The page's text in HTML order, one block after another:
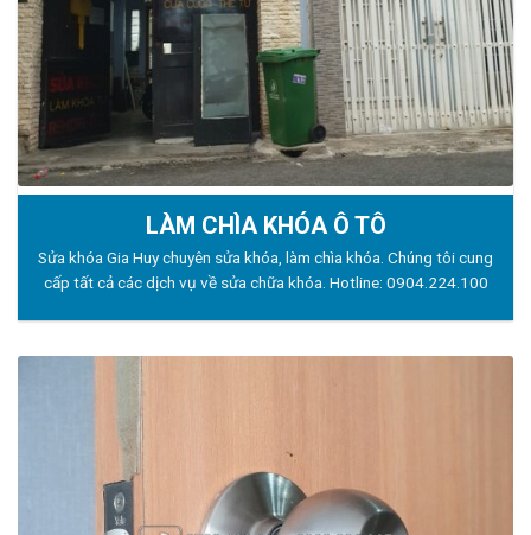
LÀM CHÌA KHÓA Ô TÔ
Sửa khóa Gia Huy chuyên sửa khóa, làm chìa khóa. Chúng tôi cung
cấp tất cả các dịch vụ về sửa chữa khóa. Hotline: 0904.224.100